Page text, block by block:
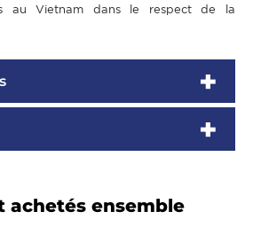
au Vietnam dans le respect de la
achetés ensemble